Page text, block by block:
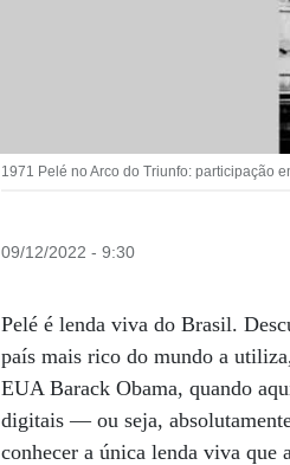
1971 Pelé no Arco do Triunfo: participação
09/12/2022 - 9:30
Pelé é lenda viva do Brasil.
país mais rico do mundo a
EUA Barack Obama, quando
digitais — ou seja,
conhecer a única lenda viva que